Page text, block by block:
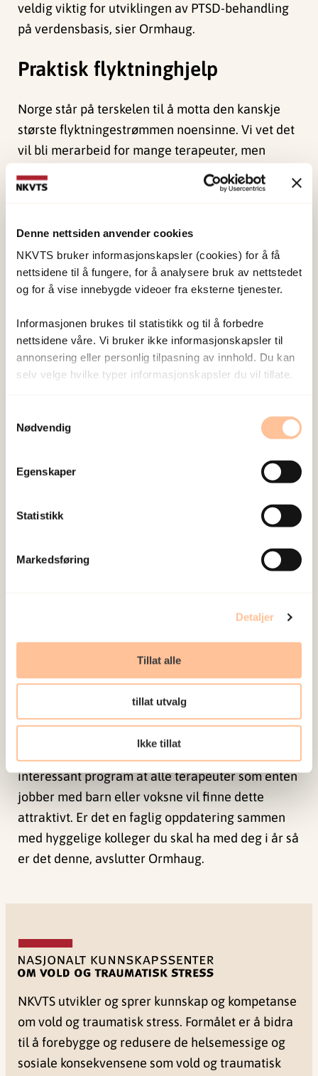
Denne nettsiden anvender cookies
NKVTS bruker informasjonskapsler (cookies) for å få
nettsidene til å fungere, for å analysere bruk av nettstedet
og for å vise innebygde videoer fra eksterne tjenester.
Informasjonen brukes til statistikk og til å forbedre
nettsidene våre. Vi bruker ikke informasjonskapsler til
annonsering eller personlig tilpasning av innhold. Du kan
selv velge hvilke typer informasjonskapsler du vil tillate.
Nødvendig
Egenskaper
Statistikk
Markedsføring
Detaljer
Tillat alle
tillat utvalg
Ikke tillat
veldig viktig for utviklingen av PTSD-behandling
på verdensbasis, sier Ormhaug.
Praktisk flyktninghjelp
Norge står på terskelen til å motta den kanskje
største flyktningestrømmen noensinne. Vi vet det
vil bli merarbeid for mange terapeuter, men
hvordan møter vi dette rent praktisk? Tre
foredragsholdere belyser dette temaet fra hver
Universität Eichstätt-Ingolstadt snakker om TF-
CBT med flyktninger. Ragnhild Dybdahl fra FHI
Akaiah Ottosen løfter frem den kultursensitive
terapeuten.
Nettovergrep
Hva slags hjelp som er nyttig for personer som
har vært utsatt for nettovergrep er et tredje tema
som blir berørt.
interessant program at alle terapeuter som enten
jobber med barn eller voksne vil finne dette
attraktivt. Er det en faglig oppdatering sammen
med hyggelige kolleger du skal ha med deg i år så
er det denne, avslutter Ormhaug.
NKVTS utvikler og sprer kunnskap og kompetanse
om vold og traumatisk stress. Formålet er å bidra
til å forebygge og redusere de helsemessige og
sosiale konsekvensene som vold og traumatisk